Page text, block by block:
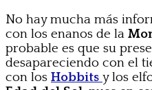
No hay mucha más
con los enanos de la
probable es que su
desapareciendo con el
con los Hobbits y los